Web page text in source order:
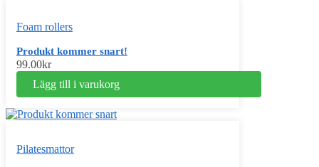
Foam rollers
Produkt kommer snart!
99.00kr
Lägg till i varukorg
Pilatesmattor